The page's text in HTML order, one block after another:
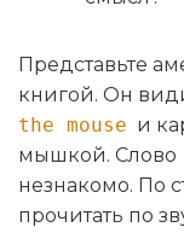
Представьте
книгой. Он
the mouse и
мышкой. Слово
незнакомо. По
прочитать по